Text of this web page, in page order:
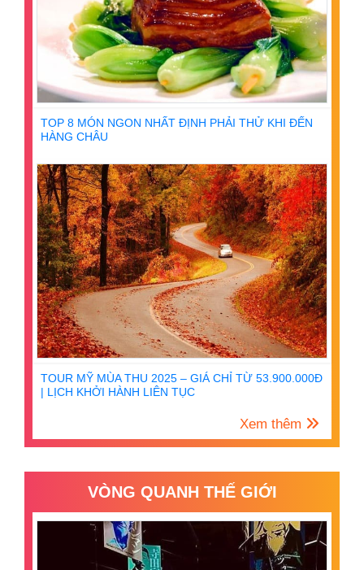
TOP 8 MÓN NGON NHẤT ĐỊNH PHẢI THỬ KHI ĐẾN
HÀNG CHÂU
TOUR MỸ MÙA THU 2025 – GIÁ CHỈ TỪ 53.900.000Đ
| LỊCH KHỞI HÀNH LIÊN TỤC
Xem thêm
VÒNG QUANH THẾ GIỚI